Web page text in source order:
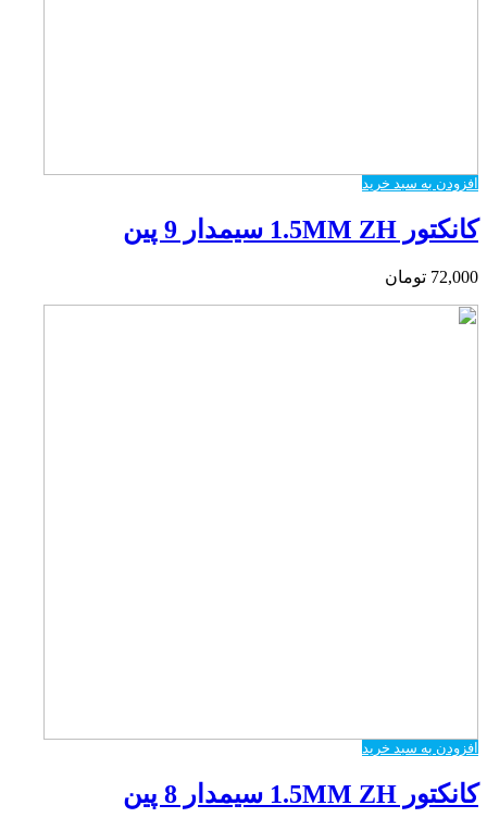
افزودن به سبد خرید
کانکتور 1.5MM ZH سیمدار 9 پین
72,000 تومان
افزودن به سبد خرید
کانکتور 1.5MM ZH سیمدار 8 پین